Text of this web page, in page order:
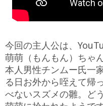
今回の主人公は、
萌萌（もんもん）ちゃ
本人男性チンムー氏一
る日お外から咥えて帰
べないスズメの雛。ど